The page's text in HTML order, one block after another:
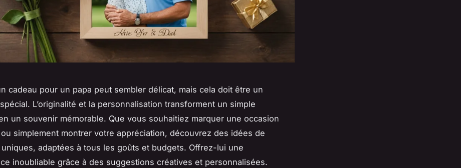
cadeau pour un papa peut sembler délicat, mais cela doit être un
L’originalité et la personnalisation transforment un simple
un souvenir mémorable. Que vous souhaitiez marquer une occasion
simplement montrer votre appréciation, découvrez des idées de
adaptées à tous les goûts et budgets. Offrez-lui une
inoubliable grâce à des suggestions créatives et personnalisées.